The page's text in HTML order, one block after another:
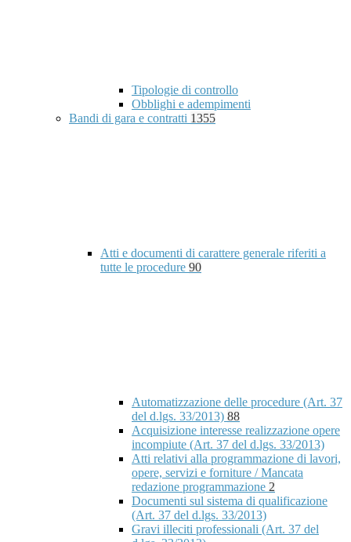
Tipologie di controllo
Obblighi e adempimenti
Bandi di gara e contratti 1355
Atti e documenti di carattere generale riferiti a
tutte le procedure 90
Automatizzazione delle procedure (Art. 37
del d.lgs. 33/2013) 88
Acquisizione interesse realizzazione opere
incompiute (Art. 37 del d.lgs. 33/2013)
Atti relativi alla programmazione di lavori,
opere, servizi e forniture / Mancata
redazione programmazione 2
Documenti sul sistema di qualificazione
(Art. 37 del d.lgs. 33/2013)
Gravi illeciti professionali (Art. 37 del